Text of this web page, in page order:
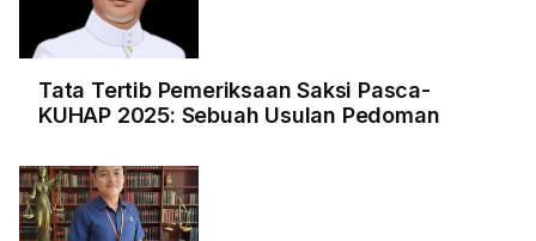
Tata Tertib Pemeriksaan Saksi Pasca-
KUHAP 2025: Sebuah Usulan Pedoman